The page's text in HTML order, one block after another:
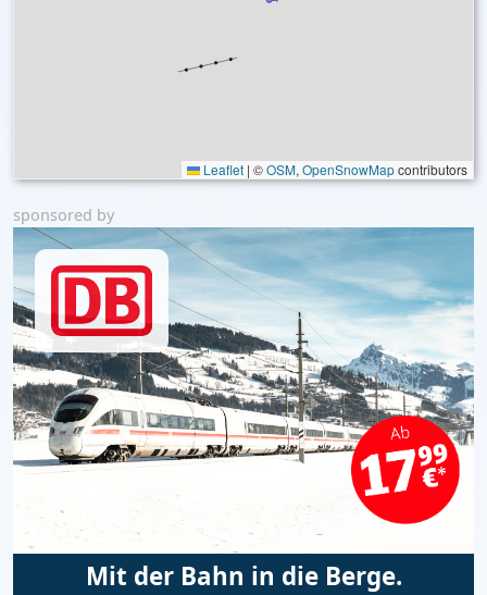
Leaflet | ©OSM, OpenSnowMapcontributors
sponsored by
Mit der Bahn in die Berge.